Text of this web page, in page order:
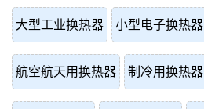
大型工业换热器 小型电子换热器
航空航天用换热器 制冷用换热器